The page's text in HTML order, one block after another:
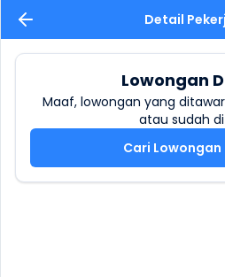
Detail
Lowongan
Maaf, lowongan yang
atau sudah
Cari Lowongan